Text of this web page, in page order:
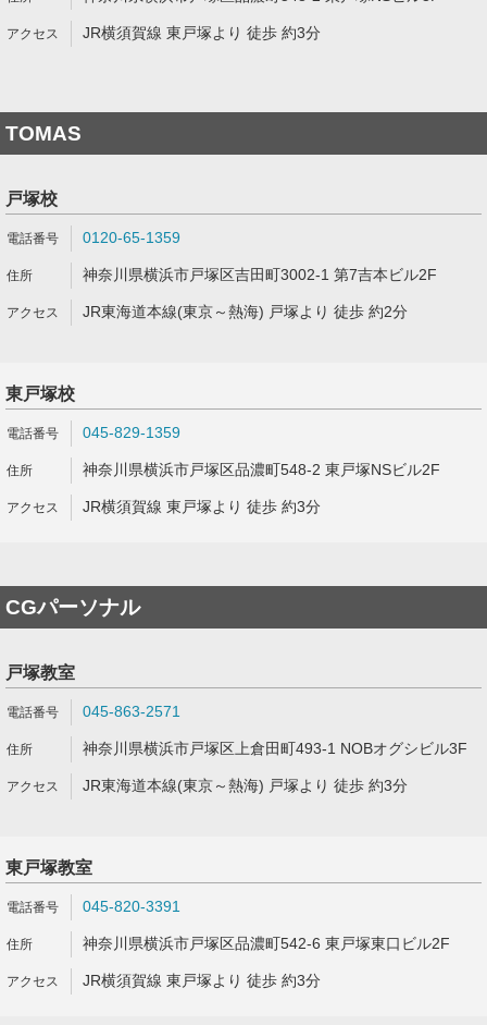
JR横須賀線 東戸塚より 徒歩 約3分
TOMAS
戸塚校
0120-65-1359
神奈川県横浜市戸塚区吉田町3002-1 第7吉本ビル2F
JR東海道本線(東京～熱海) 戸塚より 徒歩 約2分
東戸塚校
045-829-1359
神奈川県横浜市戸塚区品濃町548-2 東戸塚NSビル2F
JR横須賀線 東戸塚より 徒歩 約3分
CGパーソナル
戸塚教室
045-863-2571
神奈川県横浜市戸塚区上倉田町493-1 NOBオグシビル3F
JR東海道本線(東京～熱海) 戸塚より 徒歩 約3分
東戸塚教室
045-820-3391
神奈川県横浜市戸塚区品濃町542-6 東戸塚東口ビル2F
JR横須賀線 東戸塚より 徒歩 約3分